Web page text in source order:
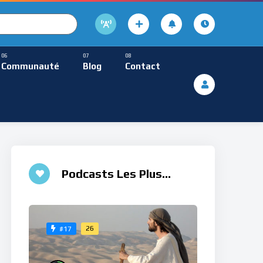
Lecture
Communauté Blog Contact
Méditative
Podcasts Les Plus
#17 26